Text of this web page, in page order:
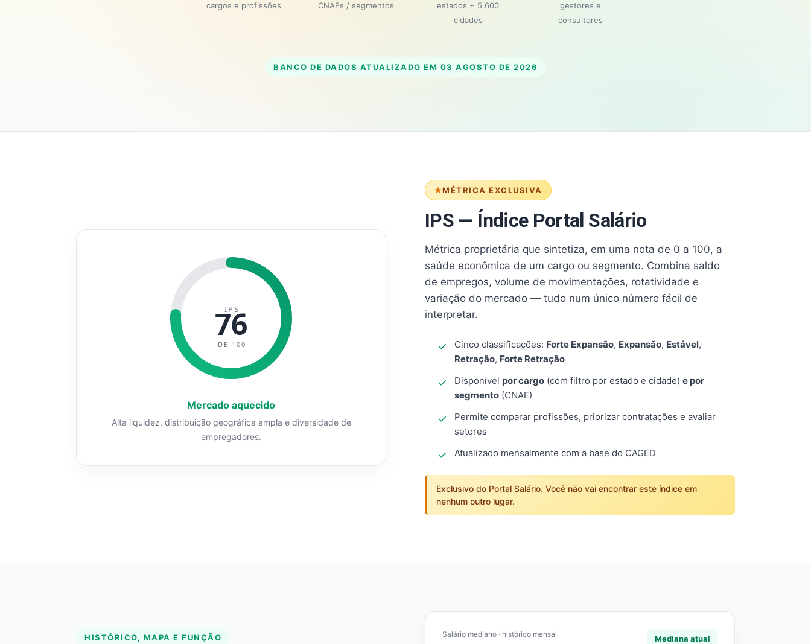
cargos e profissões CNAEs / segmentos
estados + 5.600
cidades
gestores e
consultores
BANCO DE DADOS ATUALIZADO EM 03 AGOSTO DE 2026
MÉTRICA EXCLUSIVA
IPS — Índice Portal Salário
Métrica proprietária que sintetiza, em uma nota de 0 a 100, a
saúde econômica de um cargo ou segmento. Combina saldo
de empregos, volume de movimentações, rotatividade e
variação do mercado — tudo num único número fácil de
interpretar.
Cinco classificações: Forte Expansão, Expansão, Estável,
Retração, Forte Retração
Disponível por cargo (com filtro por estado e cidade) e por
segmento (CNAE)
Permite comparar profissões, priorizar contratações e avaliar
setores
Atualizado mensalmente com a base do CAGED
Exclusivo do Portal Salário. Você não vai encontrar este índice em
nenhum outro lugar.
IPS
76
DE 100
Mercado aquecido
Alta liquidez, distribuição geográfica ampla e diversidade de
empregadores.
HISTÓRICO, MAPA E FUNÇÃO Salário mediano · histórico mensal Mediana atual